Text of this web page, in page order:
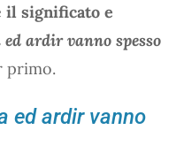
il significato e
ardir vanno spesso
primo.
ed ardir vanno